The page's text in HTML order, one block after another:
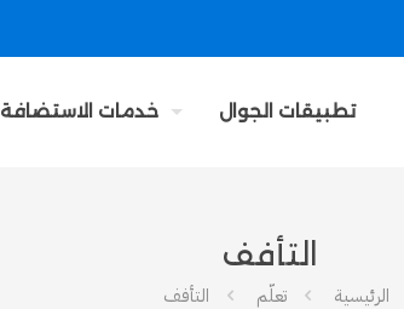
تطبيقات الجوال خدمات الاستضافة
التأفف
الرئيسية تعلّم التأفف